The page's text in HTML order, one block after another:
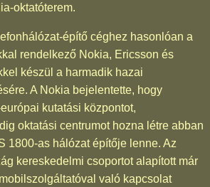
oktatóterem.
építő céghez hasonlóan a
rendelkező Nokia, Ericsson és
készül a harmadik hazai
A Nokia bejelentette, hogy
kutatási központot,
oktatási centrumot hozna létre abban
1800-as hálózat építője lenne. Az
kereskedelmi csoportot alapított már
való kapcsolat